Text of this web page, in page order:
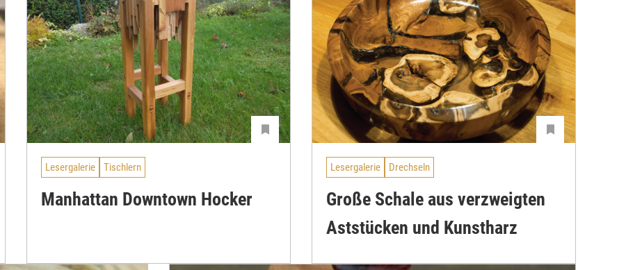
Lesergalerie Tischlern
Manhattan Downtown Hocker
Lesergalerie Drechseln
Große Schale aus verzweigten
Aststücken und Kunstharz